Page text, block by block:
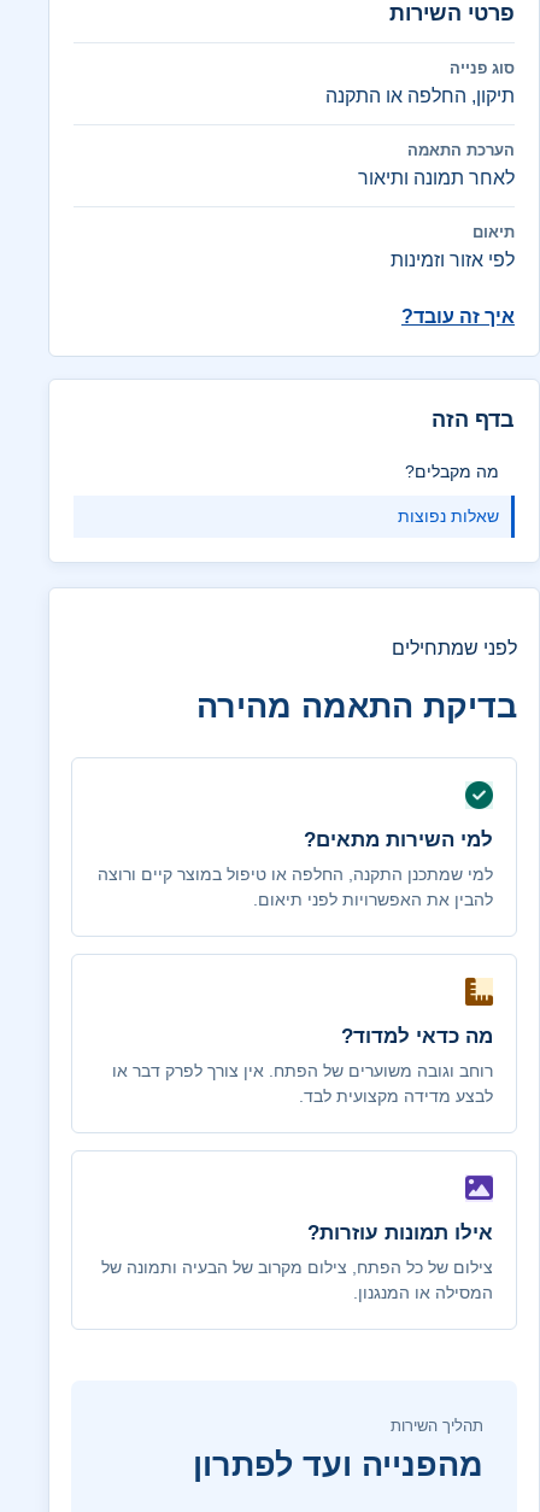
בדף הזה
מה מקבלים?
שאלות נפוצות
פרטי השירות
סוג פנייה
תיקון, החלפה או התקנה
הערכת התאמה
לאחר תמונה ותיאור
תיאום
לפי אזור וזמינות
איך זה עובד?
לפני שמתחילים
בדיקת התאמה מהירה
למי השירות מתאים?
למי שמתכנן התקנה, החלפה או טיפול במוצר קיים ורוצה
להבין את האפשרויות לפני תיאום.
מה כדאי למדוד?
רוחב וגובה משוערים של הפתח. אין צורך לפרק דבר או
לבצע מדידה מקצועית לבד.
אילו תמונות עוזרות?
צילום של כל הפתח, צילום מקרוב של הבעיה ותמונה של
המסילה או המנגנון.
תהליך השירות
מהפנייה ועד לפתרון